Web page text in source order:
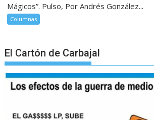
Mágicos”. Pulso, Por Andrés González...
Columnas
El Cartón de Carbajal